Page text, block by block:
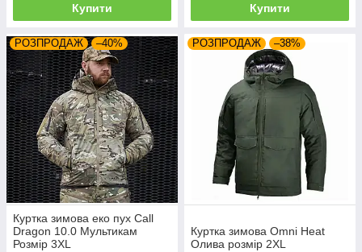
Купити Купити
РОЗПРОДАЖ –40%
Куртка зимова еко пух Call
Dragon 10.0 Мультикам
Розмір 3XL
РОЗПРОДАЖ –38%
Куртка зимова Omni Heat
Олива розмір 2XL